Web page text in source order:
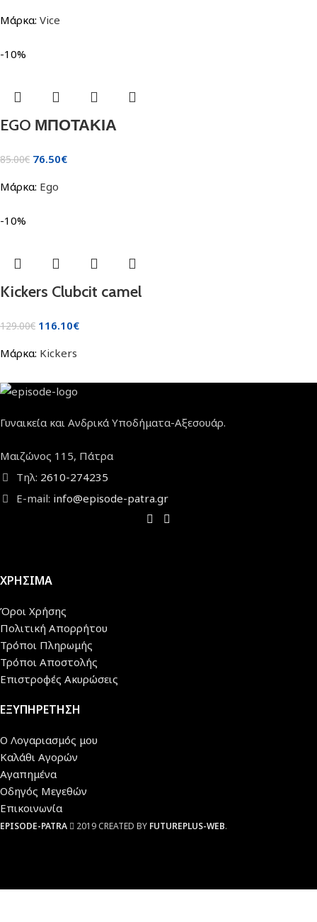
Μάρκα: Vice
-10%
EGO ΜΠΟΤΑΚΙΑ
85.00€ 76.50€
Μάρκα: Ego
-10%
Kickers Clubcit camel
129.00€ 116.10€
Μάρκα: Kickers
Γυναικεία και Ανδρικά Υποδήματα-Αξεσουάρ.
Μαιζώνος 115, Πάτρα
Τηλ: 2610-274235
E-mail: info@episode-patra.gr
ΧΡΗΣΙΜΑ
Όροι Χρήσης
Πολιτική Απορρήτου
Τρόποι Πληρωμής
Τρόποι Αποστολής
Επιστροφές Ακυρώσεις
ΕΞΥΠΗΡΕΤΗΣΗ
Ο Λογαριασμός μου
Καλάθι Αγορών
Αγαπημένα
Οδηγός Μεγεθών
Επικοινωνία
EPISODE-PATRA 2019 CREATED BY FUTUREPLUS-WEB.